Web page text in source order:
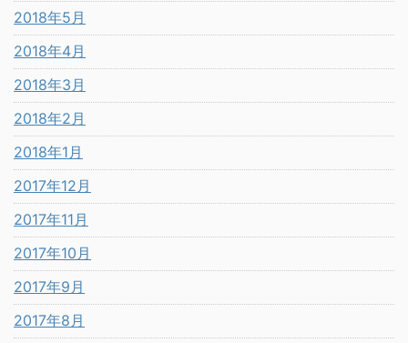
2018年5月
2018年4月
2018年3月
2018年2月
2018年1月
2017年12月
2017年11月
2017年10月
2017年9月
2017年8月